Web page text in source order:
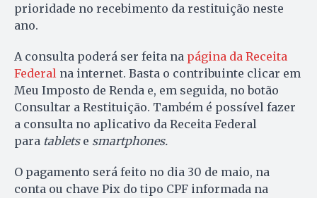
prioridade no recebimento da restituição neste
ano.
A consulta poderá ser feita na página da Receita
Federal na internet. Basta o contribuinte clicar em
Meu Imposto de Renda e, em seguida, no botão
Consultar a Restituição. Também é possível fazer
a consulta no aplicativo da Receita Federal
para tabletse smartphones.
O pagamento será feito no dia 30 de maio, na
conta ou chave Pix do tipo CPF informada na